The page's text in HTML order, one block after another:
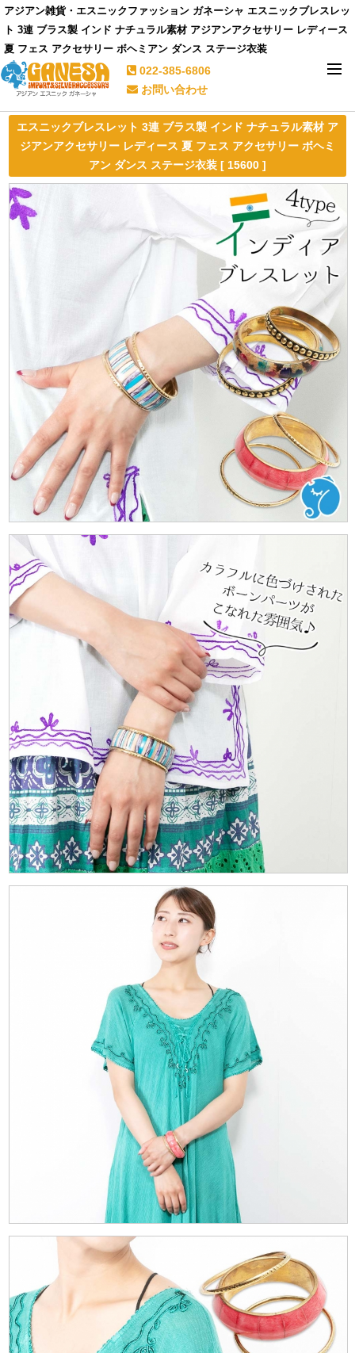
アジアン雑貨・エスニックファッション ガネーシャ エスニックブレスレッ
ト 3連 ブラス製 インド ナチュラル素材 アジアンアクセサリー レディース
夏 フェス アクセサリー ボヘミアン ダンス ステージ衣装
022-385-6806
お問い合わせ
エスニックブレスレット 3連 ブラス製 インド ナチュラル素材 ア
ジアンアクセサリー レディース 夏 フェス アクセサリー ボヘミ
アン ダンス ステージ衣装 [ 15600 ]